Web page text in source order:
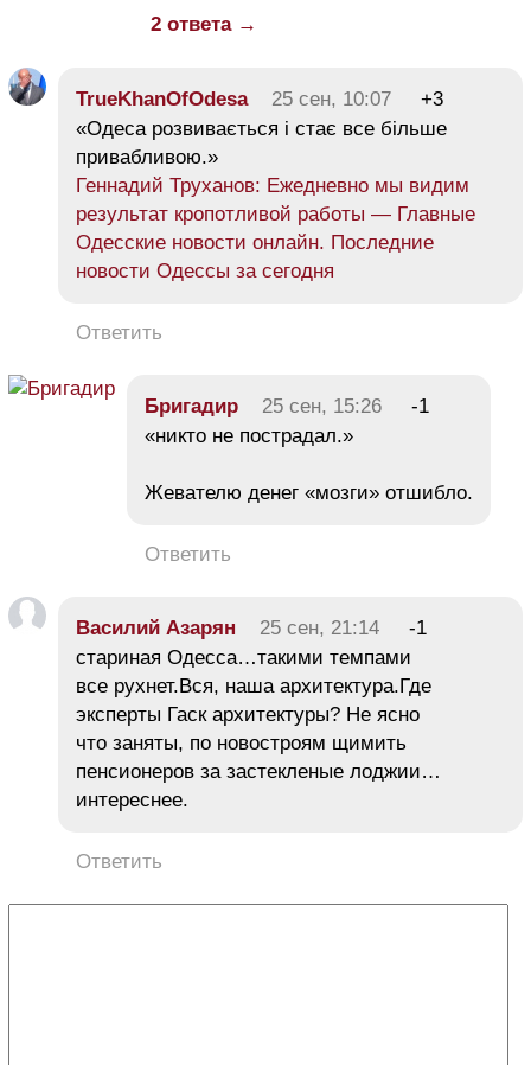
2 ответа →
TrueKhanOfOdesa 25 сен, 10:07
+3
«Одеса розвивається і стає все більше
привабливою.»
Геннадий Труханов: Ежедневно мы видим
результат кропотливой работы — Главные
Одесские новости онлайн. Последние
новости Одессы за сегодня
Ответить
Бригадир 25 сен, 15:26
-1
«никто не пострадал.»
Жевателю денег «мозги» отшибло.
Ответить
Василий Азарян 25 сен, 21:14
-1
стариная Одесса…такими темпами
все рухнет.Вся, наша архитектура.Где
эксперты Гаск архитектуры? Не ясно
что заняты, по новостроям щимить
пенсионеров за застекленые лоджии…
интереснее.
Ответить